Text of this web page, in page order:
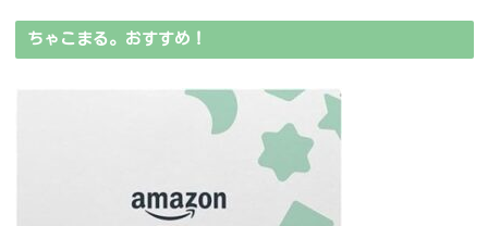
ちゃこまる。おすすめ！